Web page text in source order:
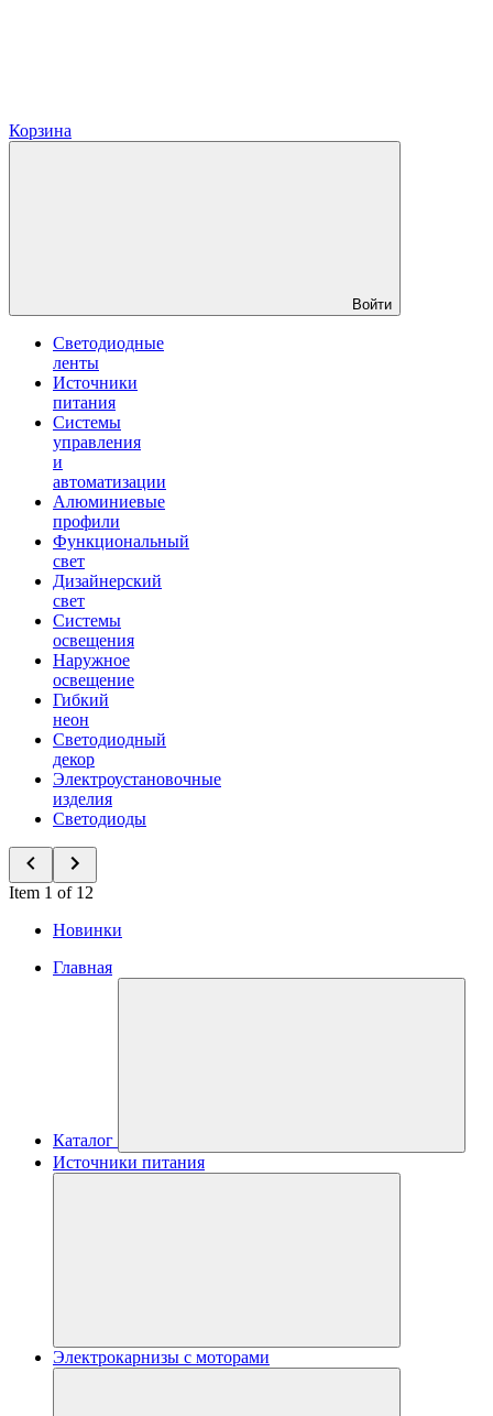
Корзина
Войти
Светодиодные
ленты
Источники
питания
Системы
управления
и
автоматизации
Алюминиевые
профили
Функциональный
свет
Дизайнерский
свет
Системы
освещения
Наружное
освещение
Гибкий
неон
Светодиодный
декор
Электроустановочные
изделия
Светодиоды
Item 1 of 12
Новинки
Главная
Каталог
Источники питания
Электрокарнизы с моторами